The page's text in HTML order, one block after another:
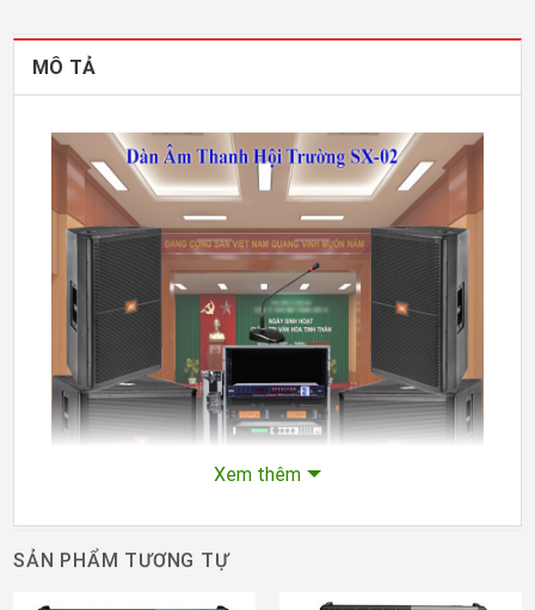
MÔ TẢ
Xem thêm
SẢN PHẨM TƯƠNG TỰ